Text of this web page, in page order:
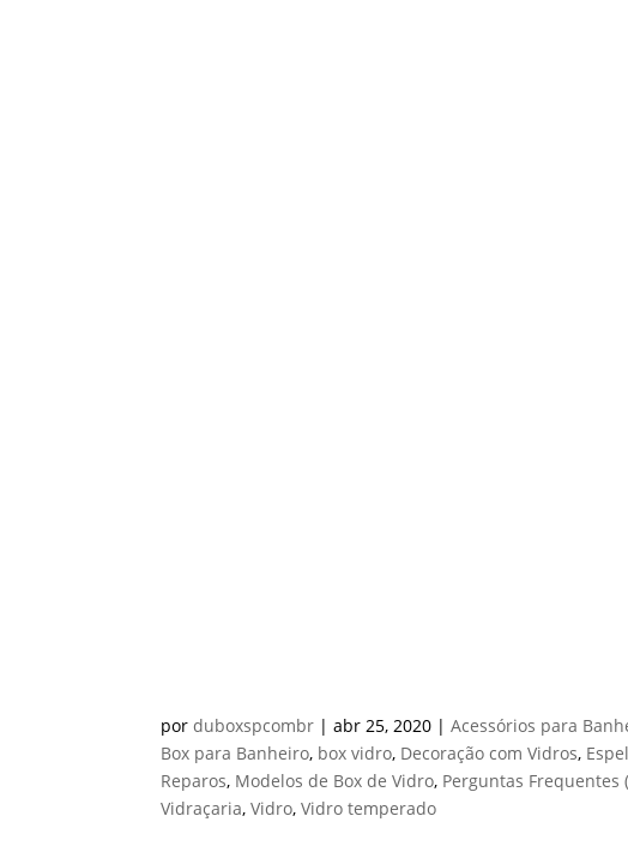
porduboxspcombr |abr 25, 2020 |Acessórios para
Box para Banheiro, box vidro, Decoração com Vidros,
Reparos, Modelos de Box de Vidro, Perguntas Frequentes
Vidraçaria,Vidro,Vidro temperado